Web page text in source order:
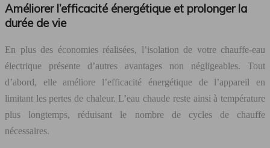
Améliorer l’efficacité énergétique et prolonger la
durée de vie
En plus des économies réalisées, l’isolation de votre chauffe-eau
électrique présente d’autres avantages non négligeables. Tout
d’abord, elle améliore l’efficacité énergétique de l’appareil en
limitant les pertes de chaleur. L’eau chaude reste ainsi à température
plus longtemps, réduisant le nombre de cycles de chauffe
nécessaires.